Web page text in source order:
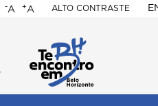
-A +A ALTO CONTRASTE